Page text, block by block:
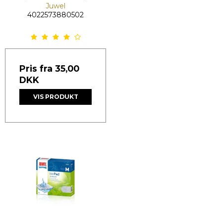
Juwel
4022573880502
Pris fra 35,00
DKK
VIS PRODUKT